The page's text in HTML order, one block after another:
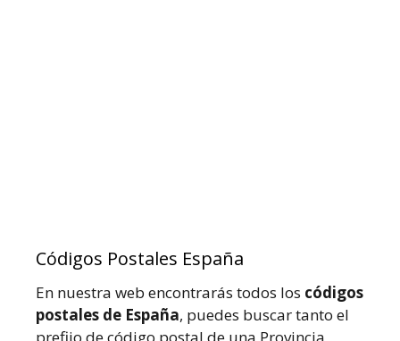
Códigos Postales España
En nuestra web encontrarás todos los códigos
postales de España, puedes buscar tanto el